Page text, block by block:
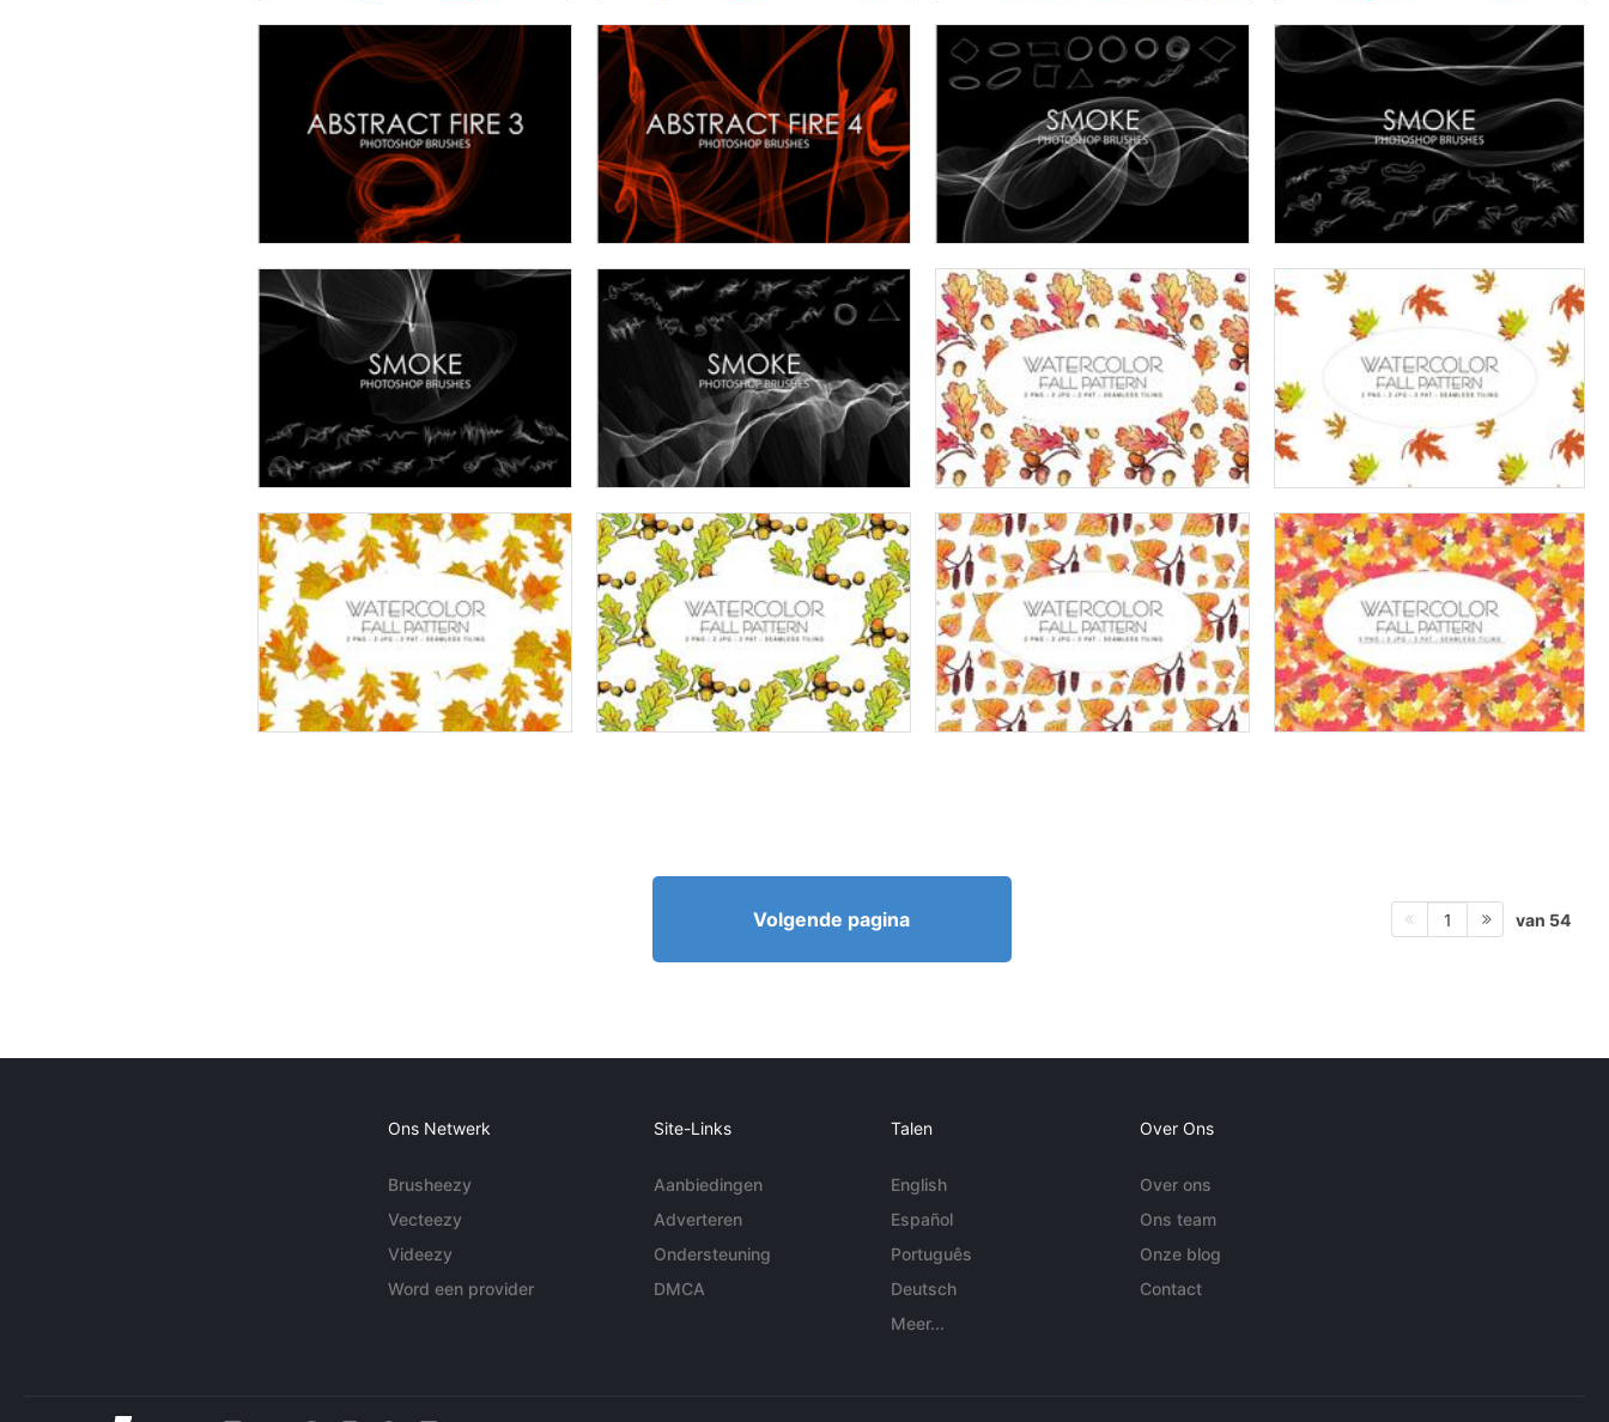
Volgende pagina 1 van 54
Ons Netwerk
Brusheezy
Vecteezy
Videezy
Word een provider
Site-Links
Aanbiedingen
Adverteren
Ondersteuning
DMCA
Talen
English
Español
Português
Deutsch
Meer...
Over Ons
Over ons
Ons team
Onze blog
Contact